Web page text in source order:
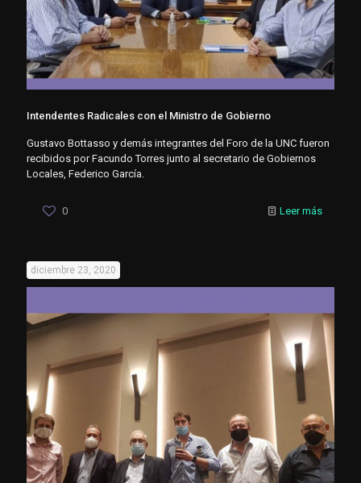
Intendentes Radicales con el Ministro de Gobierno
Gustavo Bottasso y demás integrantes del Foro de la UNC fueron
recibidos por Facundo Torres junto al secretario de Gobiernos
Locales, Federico García.
0 Leer más
diciembre 23, 2020